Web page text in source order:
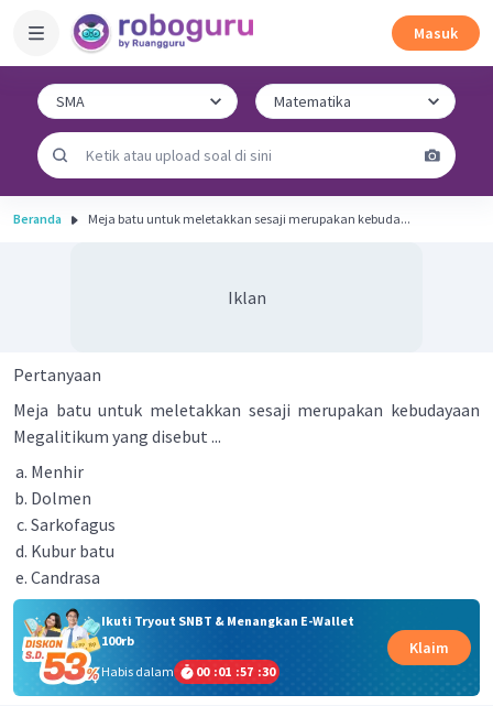
Masuk
Beranda Meja batu untuk meletakkan sesaji merupakan kebuda...
Iklan
Pertanyaan
Meja batu untuk meletakkan sesaji merupakan kebudayaan
Megalitikum yang disebut ...
Menhir
Dolmen
Sarkofagus
Kubur batu
Candrasa
Ikuti Tryout SNBT & Menangkan E-Wallet
100rb
Habis dalam
00 :01 :57 :30
Klaim